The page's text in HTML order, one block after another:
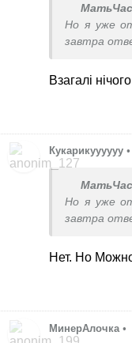
Но я уже
завтра
Взагалі
Кукарикуууууу •
Но я уже
завтра
Нет. Но
МинерАлочка •